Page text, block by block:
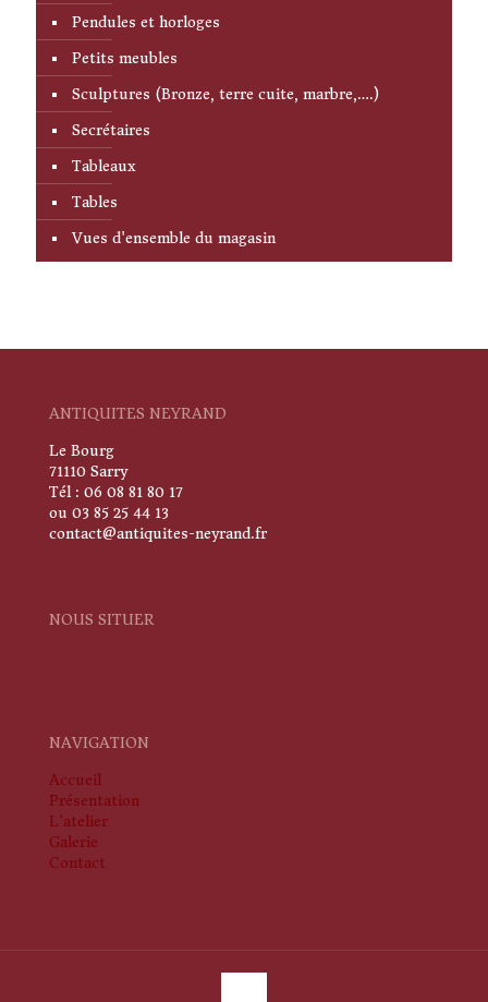
Pendules et horloges
Petits meubles
Sculptures (Bronze, terre cuite, marbre,….)
Secrétaires
Tableaux
Tables
Vues d'ensemble du magasin
ANTIQUITES NEYRAND
Le Bourg
71110 Sarry
Tél : 06 08 81 80 17
ou 03 85 25 44 13
contact@antiquites-neyrand.fr
NOUS SITUER
NAVIGATION
Accueil
Présentation
L'atelier
Galerie
Contact